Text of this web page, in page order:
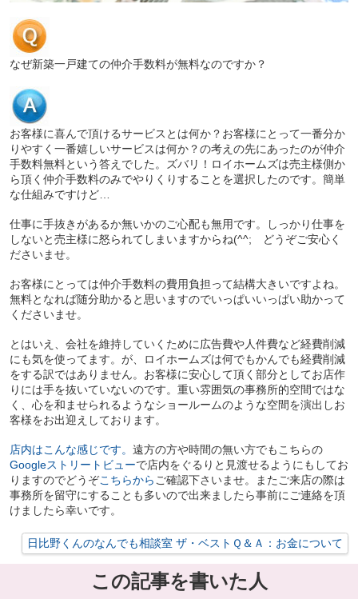
なぜ新築一戸建ての仲介手数料が無料なのですか？
お客様に喜んで頂けるサービスとは何か？お客様にとって一番分か
りやすく一番嬉しいサービスは何か？の考えの先にあったのが仲介
手数料無料という答えでした。
ズバリ！ロイホームズは売主様側か
ら頂く 仲介手数料のみでやりくりすることを選択したのです。簡単
な仕組みですけど…
仕事に手抜きがあるか無いかのご心配も無用です。しっかり仕事を
しないと売主様に怒られてしまいますからね(^^; どうぞご安心く
ださいませ。
お客様にとっては仲介手数料の費用負担って結構大きいですよね。
無料となれば随分助かると思いますのでいっぱいいっぱい助かって
くださいませ。
とはいえ、会社を維持していくために広告費や人件費など経費削減
にも気を使ってます。が、ロイホームズは何でもかんでも経費削減
をする訳ではありません。お客様に安心して頂く部分としてお店作
りには手を抜いていないのです。重い雰囲気の事務所的空間ではな
く、心を和ませられるようなショールームのような空間を演出しお
客様をお出迎えしております。
店内はこんな感じです。 遠方の方や時間の無い方でもこちらの
Googleストリートビューで店内をぐるりと見渡せるようにもしてお
りますのでどうぞこちらから ご確認下さいませ。またご来店の際は
事務所を留守にすることも多いので出来ましたら事前にご連絡を頂
けましたら幸いです。
日比野くんのなんでも相談室 ザ・ベストＱ＆Ａ：お金について
この記事を書いた人